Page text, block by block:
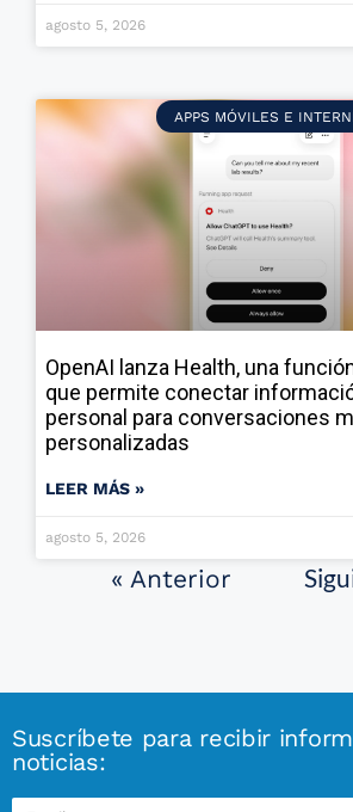
agosto 5, 2026
APPS MÓVILES E
OpenAI lanza Health, una
que permite conectar
personal para conversaciones
personalizadas
LEER MÁS »
agosto 5, 2026
« Anterior
Suscríbete para recibir
noticias: